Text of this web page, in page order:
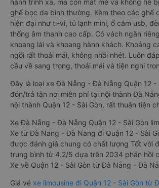
hành trình xa, mà còn mát mẻ và không hề
ghế bọc da bình thường. Kèm theo các ghế
hiện đại như ti-vi, tủ lạnh mini, ổ cắm usb,
thống âm thanh cao cấp. Có vách ngăn
khoang lái và khoang hành khách. Khoảng
ngồi rất thoải mái, không nhồi nhét. Luôn
cầu về sang trọng, thoải mái và tiện nghi
Đây là loại xe Đà Nẵng - Đà Nẵng Quận 12 -
đón/trả tận nơi miễn phí tại nội thành Đà
nội thành Quận 12 - Sài Gòn, rất thuận tiện
Xe Đà Nẵng - Đà Nẵng Quận 12 - Sài Gòn
Xe từ Đà Nẵng - Đà Nẵng đi Quận 12 - Sài
được đánh giá chung có chất lượng Tốt với
trung bình từ 4.2/5 dựa trên 2034 phản hồi
Xe về Quận 12 - Sài Gòn từ Đà Nẵng - Đà
Giá vé xe limousine đi Quận 12 - Sài Gòn từ